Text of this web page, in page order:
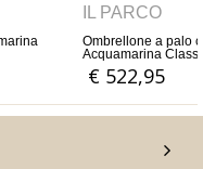
IL PARCO
Ombrellone Pratique
300x400cm
€ 1.762,30